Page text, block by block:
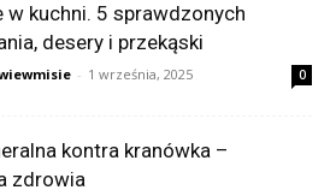
kuchni. 5 sprawdzonych
desery i przekąski
- 1 września, 2025 0
kontra kranówka –
zdrowia